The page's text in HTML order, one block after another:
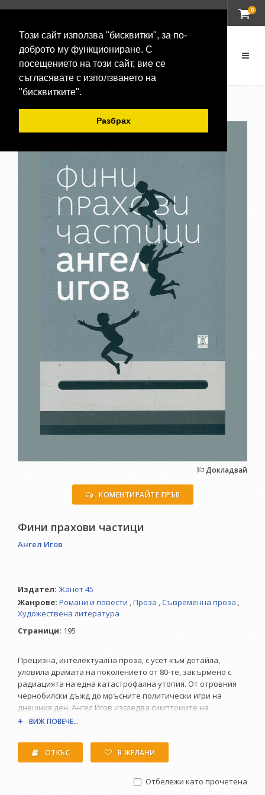
Този сайт използва "бисквитки", за по-
доброто му функциониране. С
посещението на този сайт, вие се
съгласявате с използването на
"бисквитките".
Разбрах
0
-20 %
Докладвай
КОМЕНТИРАЙТЕ ПРЪВ
Фини прахови частици
Ангел Игов
Издател: Жанет 45
Жанрове: Романи и повести ,Проза ,Съвременна проза ,
Художествена литература
Страници: 195
Прецизна, интелектуална проза, с усет към детайла,
уловила драмата на поколението от 80-те, закърмено с
радиацията на една катастрофална утопия. От отровния
чернобилски дъжд до мръсните политически игри на
днешния ден, Ангел Игов изследва симптомите на
заразяването, проникнало отвъд пределите на
отношения.
Алек Попов
Увлекателна, забавна, но и болезнена лична история,
ВИЖ ПОВЕЧЕ...
ОТКЪС В ЖЕЛАНИ
Отбележи като прочетена